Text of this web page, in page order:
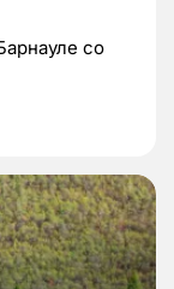
со